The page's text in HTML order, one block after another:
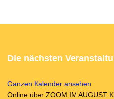
Die nächsten
Ganzen Kalender ansehen
Online über ZOOM IM AUGUST